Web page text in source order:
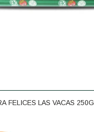
FELICES LAS VACAS 250G